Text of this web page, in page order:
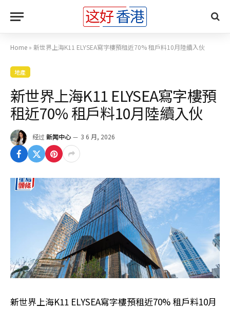
Home » 新世界上海K11 ELYSEA寫字樓預租近70% 租戶料10月陸續入伙
地產
新世界上海K11 ELYSEA寫字樓預
租近70% 租戶料10月陸續入伙
经过 新闻中心 3 6 月, 2026
新世界上海K11 ELYSEA寫字樓預租近70% 租戶料10月